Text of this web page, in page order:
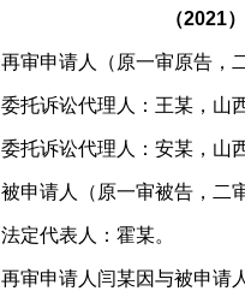
（2021）晋民
再审申请人（原一审原告，
委托诉讼代理人：王某，山
委托诉讼代理人：安某，山
被申请人（原一审被告，二
法定代表人：霍某。
再审申请人闫某因与被申请